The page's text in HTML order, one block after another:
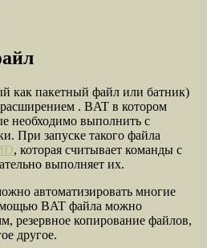
как пакетный файл или батник)
. BAT в котором
необходимо выполнить с
При запуске такого файла
, которая считывает команды с
выполняет их.
автоматизировать многие
BAT файла можно
резервное копирование файлов,
другое.